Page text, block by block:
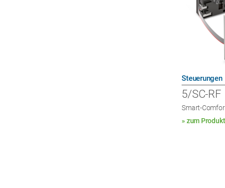
Steuerungen
5/SC-RF
Smart-
» zum Produkt